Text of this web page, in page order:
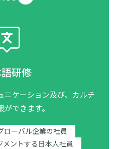
研修
ニケーション及び、カルチ
できます。
ローバル企業の社員
ントする日本人社員